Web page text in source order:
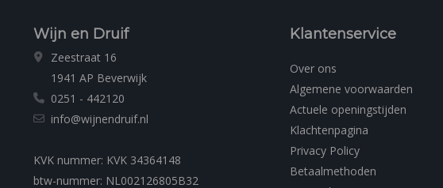
Wijn en Druif
Zeestraat 16
1941 AP Beverwijk
0251 - 442120
info@wijnendruif.nl
KVK nummer: KVK 34364148
btw-nummer: NL002126805B32
Klantenservice
Over ons
Algemene voorwaarden
Actuele openingstijden
Klachtenpagina
Privacy Policy
Betaalmethoden